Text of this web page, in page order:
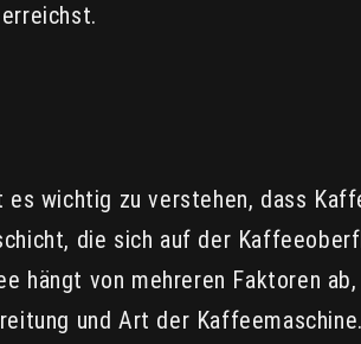
es wichtig zu verstehen, dass
die sich auf der
hängt von mehreren Faktoren
und Art der